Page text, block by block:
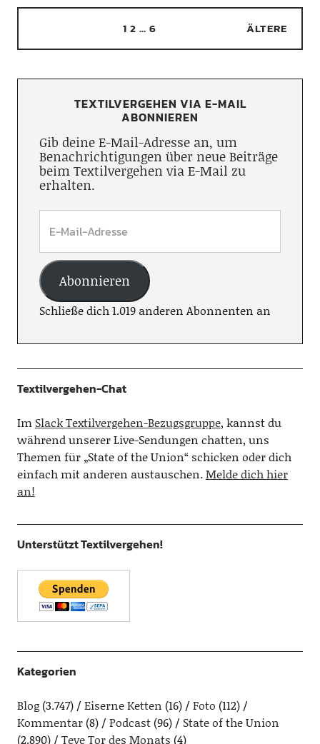
1 2 … 6 ÄLTERE
TEXTILVERGEHEN VIA E-MAIL
ABONNIEREN
Gib deine E-Mail-Adresse an, um
Benachrichtigungen über neue Beiträge
beim Textilvergehen via E-Mail zu
erhalten.
Abonnieren
Schließe dich 1.019 anderen Abonnenten an
Textilvergehen-Chat
Im Slack Textilvergehen-Bezugsgruppe, kannst du
während unserer Live-Sendungen chatten, uns
Themen für „State of the Union“ schicken oder dich
einfach mit anderen austauschen.Melde dich hier
an!
Unterstützt Textilvergehen!
Kategorien
Blog(3.747) Eiserne Ketten (16) Foto (112)
Kommentar(8) Podcast(96)
State of the Union
(2.890)
Teve Tor des Monats (4)